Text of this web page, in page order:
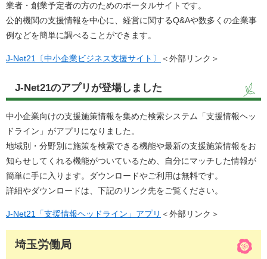
業者・創業予定者の方のためのポータルサイトです。
公的機関の支援情報を中心に、経営に関するQ&Aや数多くの企業事
例などを簡単に調べることができます。
J-Net21〔中小企業ビジネス支援サイト〕 ＜外部リンク＞
J-Net21のアプリが登場しました
中小企業向けの支援施策情報を集めた検索システム「支援情報ヘッ
ドライン」がアプリになりました。
地域別・分野別に施策を検索できる機能や最新の支援施策情報をお
知らせしてくれる機能がついているため、自分にマッチした情報が
簡単に手に入ります。ダウンロードやご利用は無料です。
詳細やダウンロードは、下記のリンク先をご覧ください。
J-Net21「支援情報ヘッドライン」アプリ ＜外部リンク＞
埼玉労働局